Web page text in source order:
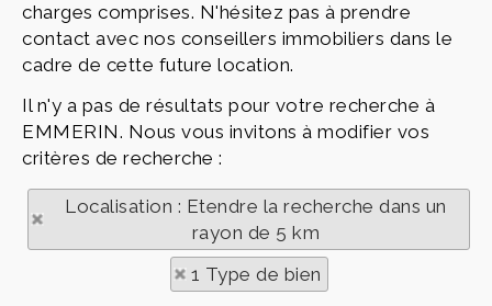
charges comprises. N'hésitez pas à prendre
contact avec nos conseillers immobiliers dans le
cadre de cette future location.
Il n'y a pas de résultats pour votre recherche à
EMMERIN. Nous vous invitons à modifier vos
critères de recherche :
Localisation : Etendre la recherche dans un
rayon de 5 km
1 Type de bien